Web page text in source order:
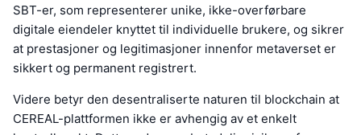
SBT-er, som representerer unike, ikke-overførbare
digitale eiendeler knyttet til individuelle brukere, og sikrer
at prestasjoner og legitimasjoner innenfor metaverset er
sikkert og permanent registrert.
Videre betyr den desentraliserte naturen til blockchain at
CEREAL-plattformen ikke er avhengig av et enkelt